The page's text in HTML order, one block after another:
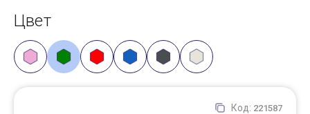
Цвет
Код: 221587